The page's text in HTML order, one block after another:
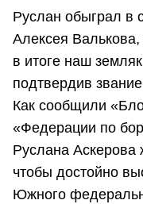
Руслан обыграл в
Алексея
в итоге наш
подтвердив
Как сообщили
«Федерации по
Руслана Аскерова
чтобы достойно
Южного